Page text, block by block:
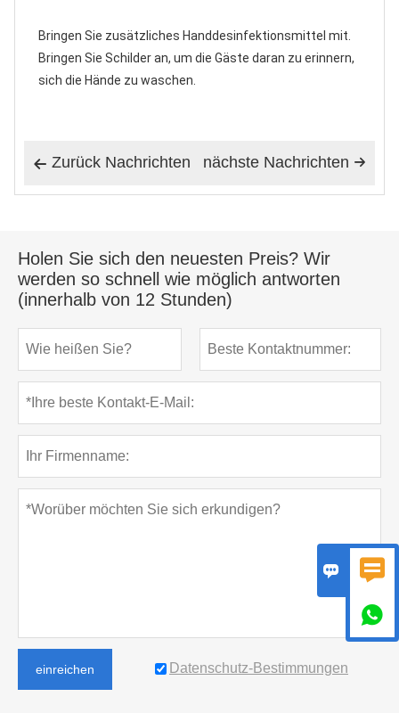
Bringen Sie zusätzliches Handdesinfektionsmittel mit.
Bringen Sie Schilder an, um die Gäste daran zu erinnern,
sich die Hände zu waschen.
 Zurück Nachrichten 
nächste Nachrichten
Holen Sie sich den neuesten Preis? Wir
werden so schnell wie möglich antworten
(innerhalb von 12 Stunden)
einreichen Datenschutz-Bestimmungen
 
